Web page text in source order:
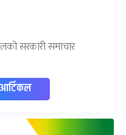
सरकारी समाचार